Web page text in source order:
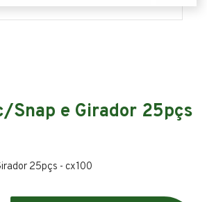
Snap e Girador 25pçs
25pçs - cx100